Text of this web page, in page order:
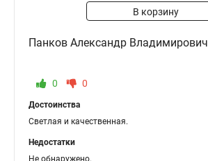
В корзину
Панков Александр Владимирович
0 0
Достоинства
Светлая и качественная.
Недостатки
Не обнаружено.